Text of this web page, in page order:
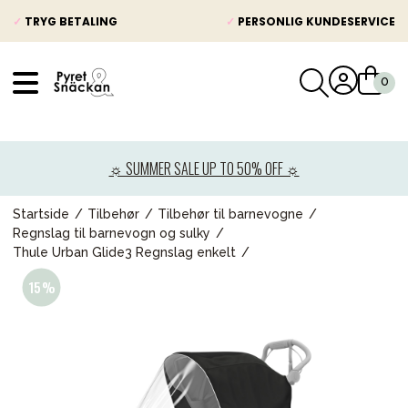
✓ TRYG BETALING ✓ PERSONLIG KUNDESERVICE
☼ SUMMER SALE UP TO 50% OFF ☼
Startside Tilbehør
Tilbehør til barnevogne
Regnslag til barnevogn og sulky
Thule Urban Glide3 Regnslag enkelt
Barnevogne
Autostole
Babypakke
Mor & Far
Møbler & sengetøj